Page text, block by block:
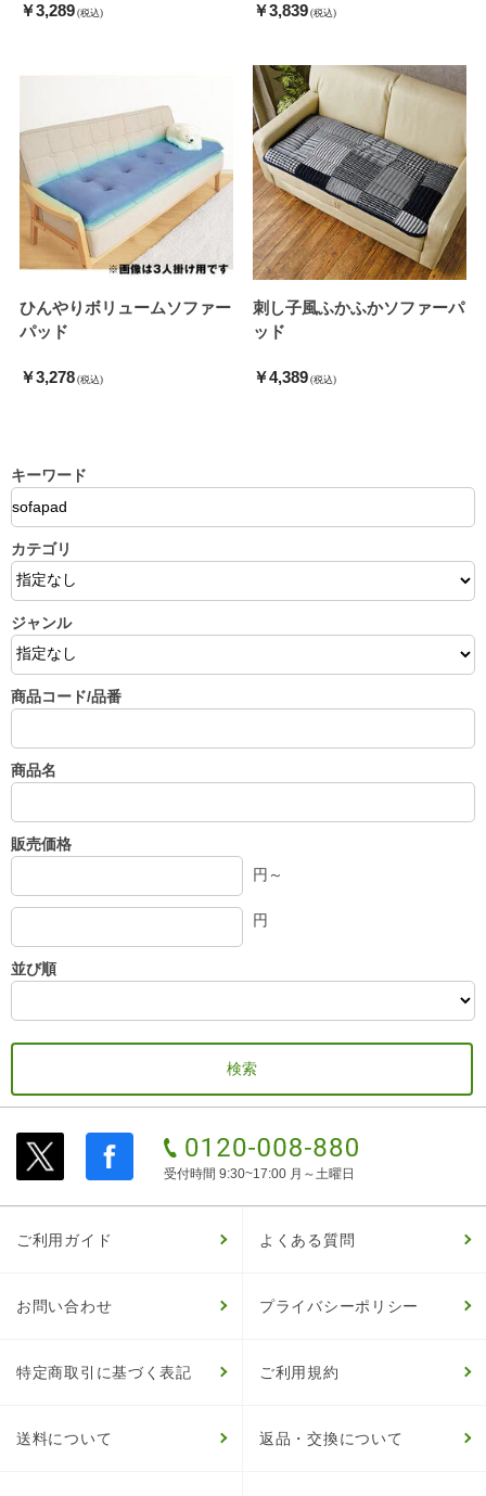
￥3,289 (税込) ￥3,839 (税込)
ひんやりボリュームソファー
パッド
￥3,278 (税込)
刺し子風ふかふかソファーパ
ッド
￥4,389 (税込)
キーワード
カテゴリ
ジャンル
商品コード/品番
商品名
販売価格
円～
円
並び順
受付時間 9:30~17:00 月～土曜日
ご利用ガイド よくある質問
お問い合わせ プライバシーポリシー
特定商取引に基づく表記 ご利用規約
送料について 返品・交換について